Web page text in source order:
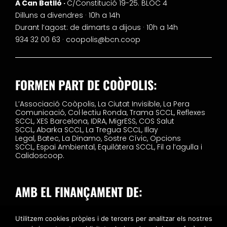
A Can Batlló · C/Constitució 19-25. BLOC 4
Dilluns a divendres · 10h a 14h
Durant l’agost: de dimarts a dijous · 10h a 14h
934 32 00 63 · coopolis@bcn.coop
FORMEN PART DE COÒPOLIS:
L’Associació Coòpolis, La Ciutat Invisible, La Pera
Comunicació, Col·lectiu Ronda, Trama SCCL, Reflexes
SCCL, XES Barcelona, IDRA, MigrESS, COS Salut
SCCL, Abarka SCCL, La Tregua SCCL, Illay
Legal, Batec, La Dinamo, Sostre Cívic, Opcions
SCCL, Espai Ambiental, Equilàtera SCCL, Fil a l’agulla i
Calidoscoop.
AMB EL FINANÇAMENT DE:
Utilitzem cookies pròpies i de tercers per analitzar els nostres